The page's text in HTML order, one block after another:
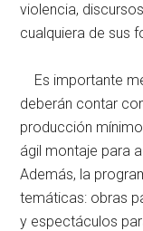
violencia,
cualquiera de sus
Es importante
deberán contar
producción
ágil montaje para
Además, la
temáticas: obras
y espectáculos